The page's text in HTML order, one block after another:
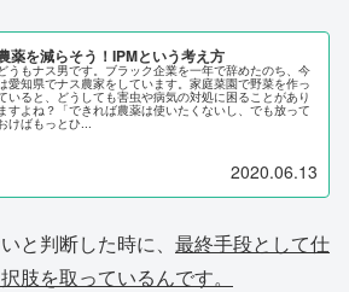
薬を減らそう！IPMという考え方
うもナス男です。ブラック企業を一年で辞めたのち、今
愛知県でナス農家をしています。家庭菜園で野菜を作っ
いると、どうしても害虫や病気の対処に困ることがあり
ますよね？「できれば農薬は使いたくないし、でも放って
けばもっとひ...
2020.06.13
と判断した時に、 最終手段として仕
肢を取っているんです。